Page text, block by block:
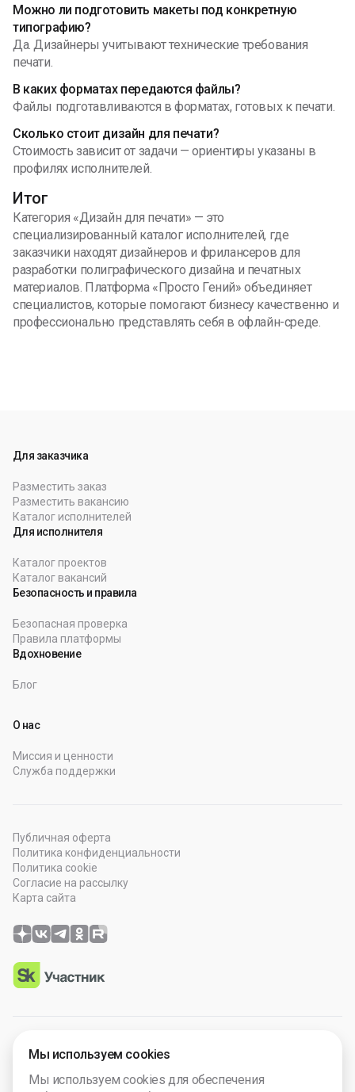
Можно ли подготовить макеты под конкретную
типографию?
Да. Дизайнеры учитывают технические требования
печати.
В каких форматах передаются файлы?
Файлы подготавливаются в форматах, готовых к печати.
Сколько стоит дизайн для печати?
Стоимость зависит от задачи — ориентиры указаны в
профилях исполнителей.
Итог
Категория «Дизайн для печати» — это
специализированный каталог исполнителей, где
заказчики находят дизайнеров и фрилансеров для
разработки полиграфического дизайна и печатных
материалов. Платформа «Просто Гений» объединяет
специалистов, которые помогают бизнесу качественно и
профессионально представлять себя в офлайн-среде.
Для заказчика
Разместить заказ
Разместить вакансию
Каталог исполнителей
Для исполнителя
Каталог проектов
Каталог вакансий
Безопасность и правила
Безопасная проверка
Правила платформы
Вдохновение
Блог
О нас
Миссия и ценности
Служба поддержки
Публичная оферта
Политика конфиденциальности
Политика cookie
Согласие на рассылку
Карта сайта
© 2026 OOO “Просто Гений”. Все права защищены.
№ 2025665571. Компания включена в Реест Малых
Мы используем cookies
Мы используем cookies для обеспечения